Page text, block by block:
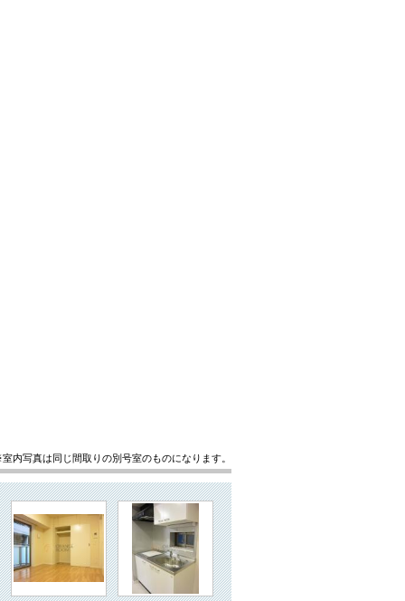
内写真は同じ間取りの別号室のものになります。